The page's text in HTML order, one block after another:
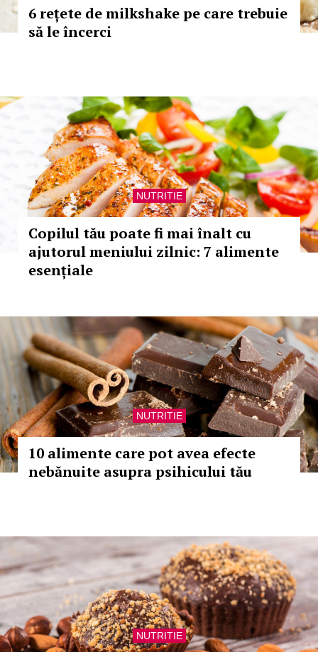
6 rețete de milkshake pe care trebuie
să le încerci
NUTRITIE
Copilul tău poate fi mai înalt cu
ajutorul meniului zilnic: 7 alimente
esențiale
NUTRITIE
10 alimente care pot avea efecte
nebănuite asupra psihicului tău
NUTRITIE